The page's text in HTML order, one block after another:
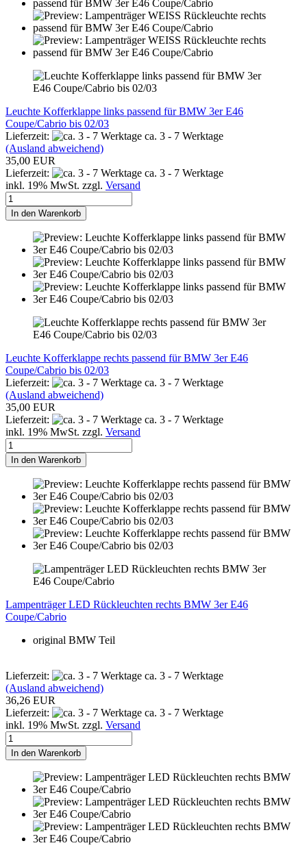
Leuchte Kofferklappe links passend für BMW 3er E46
Coupe/Cabrio bis 02/03
Lieferzeit:
ca. 3 - 7 Werktage
(Ausland abweichend)
35,00 EUR
Lieferzeit:
ca. 3 - 7 Werktage
inkl. 19% MwSt. zzgl. Versand
In den Warenkorb
Leuchte Kofferklappe rechts passend für BMW 3er E46
Coupe/Cabrio bis 02/03
Lieferzeit:
ca. 3 - 7 Werktage
(Ausland abweichend)
35,00 EUR
Lieferzeit:
ca. 3 - 7 Werktage
inkl. 19% MwSt. zzgl. Versand
In den Warenkorb
Lampenträger LED Rückleuchten rechts BMW 3er E46
Coupe/Cabrio
original BMW Teil
Lieferzeit:
ca. 3 - 7 Werktage
(Ausland abweichend)
36,26 EUR
Lieferzeit:
ca. 3 - 7 Werktage
inkl. 19% MwSt. zzgl. Versand
In den Warenkorb